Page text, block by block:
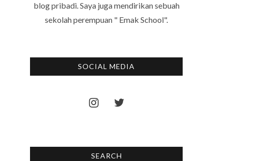
blog pribadi. Saya juga mendirikan sebuah
sekolah perempuan " Emak School".
SOCIAL MEDIA
SEARCH